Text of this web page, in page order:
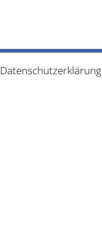
Datenschutzerklärung